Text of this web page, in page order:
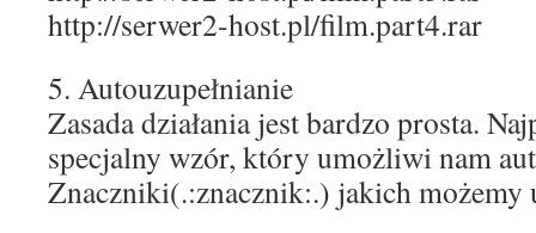
http://serwer2-host.pl/film.part4.rar
5. Autouzupełnianie
Zasada działania jest bardzo prosta.
specjalny wzór, który umożliwi nam
Znaczniki(.:znacznik:.) jakich możemy